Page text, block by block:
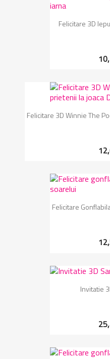
Felicitare 3D
Felicitare 3D Winnie The
Felicitare
Invitatie